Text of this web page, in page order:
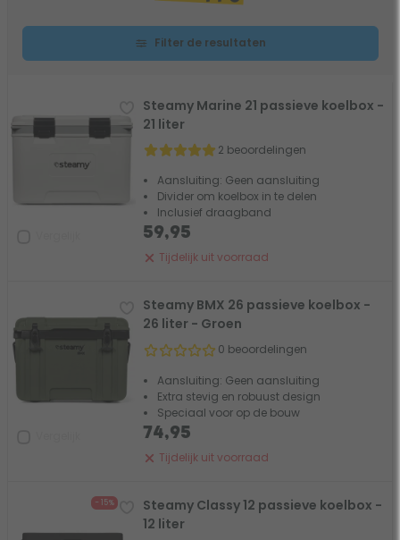
Filter de resultaten
Steamy Marine 21 passieve koelbox -
21 liter
2 beoordelingen
Aansluiting: Geen aansluiting
Divider om koelbox in te delen
Inclusief draagband
Tijdelijk uit voorraad
59,95
Steamy BMX 26 passieve koelbox -
26 liter - Groen
0 beoordelingen
Aansluiting: Geen aansluiting
Extra stevig en robuust design
Speciaal voor op de bouw
Tijdelijk uit voorraad
74,95
- 15%
Steamy Classy 12 passieve koelbox -
12 liter